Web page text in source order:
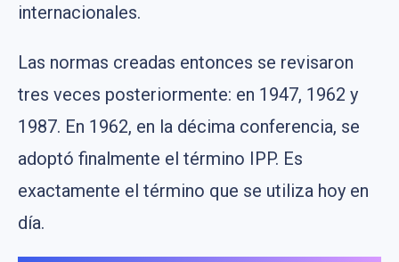
internacionales.
Las normas creadas entonces se revisaron
tres veces posteriormente: en 1947, 1962 y
1987. En 1962, en la décima conferencia, se
adoptó finalmente el término IPP. Es
exactamente el término que se utiliza hoy en
día.